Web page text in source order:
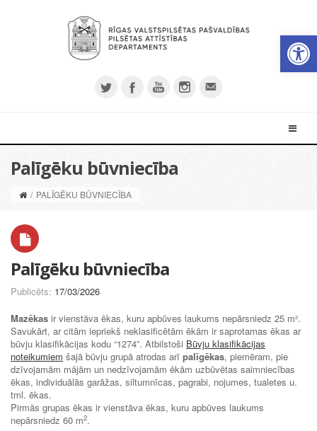
Palīgēku būvniecība
/ PALĪGĒKU BŪVNIECĪBA
Palīgēku būvniecība
Publicēts: 17/03/2026
Mazēkas ir vienstāva ēkas, kuru apbūves laukums nepārsniedz 25 m².
Savukārt, ar citām iepriekš neklasificētām ēkām ir saprotamas ēkas ar
būvju klasifikācijas kodu “1274”. Atbilstoši Būvju klasifikācijas
noteikumiem šajā būvju grupā atrodas arī palīgēkas, piemēram, pie
dzīvojamām mājām un nedzīvojamām ēkām uzbūvētas saimniecības
ēkas, individuālās garāžas, siltumnīcas, pagrabi, nojumes, tualetes u.
tml. ēkas.
Pirmās grupas ēkas ir vienstāva ēkas, kuru apbūves laukums
nepārsniedz 60 m2.